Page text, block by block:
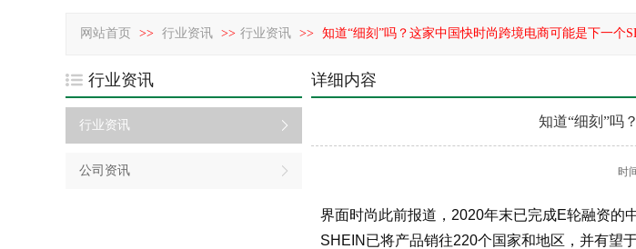
网站首页 >> 行业资讯 >> 行业资讯 >> 知道“细刻”吗？这家中国快时尚跨境电商可能是下一个
行业资讯
行业资讯
公司资讯
详细内容
知道“细刻”吗
时
界面时尚此前报道，2020年末已完成E轮融资的
SHEIN已将产品销往220个国家和地区，并有望